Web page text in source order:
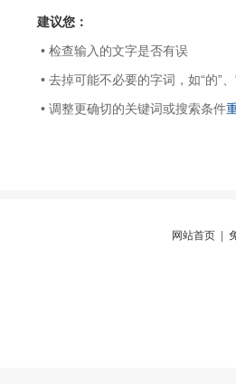
建议您：
• 检查输入的文字是否有误
• 去掉可能不必要的字词，如“的”、
• 调整更确切的关键词或搜索条件
网站首页